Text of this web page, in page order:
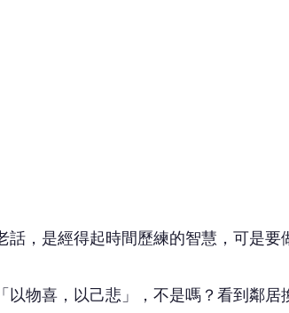
，是經得起時間歷練的智慧，可是要
物喜，以己悲」，不是嗎？看到鄰居